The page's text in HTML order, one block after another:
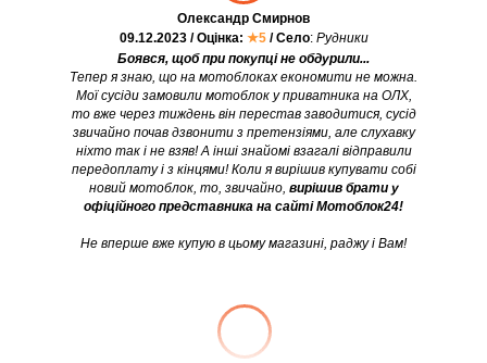
Боявся, щоб при покупці не обдурили...
Тепер я знаю, що на мотоблоках економити не можна.
Мої сусіди замовили мотоблок у приватника на ОЛХ,
то вже через тиждень він перестав заводитися, сусід
звичайно почав дзвонити з претензіями, але слухавку
ніхто так і не взяв! А інші знайомі взагалі відправили
передоплату і з кінцями! Коли я вирішив купувати собі
новий мотоблок, то, звичайно, вирішив брати у
офіційного представника на сайті Мотоблок24!
Не вперше вже купую в цьому магазині, раджу і Вам!
Олександр Смирнов
09.12.2023 / Оцінка: ★5 / Село: Рудники